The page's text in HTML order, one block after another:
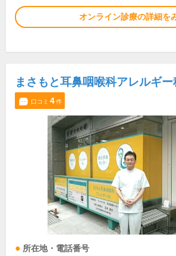
オンライン診療の詳細を
まさもと耳鼻咽喉科アレルギー
口コミ 4件
所在地・電話番号